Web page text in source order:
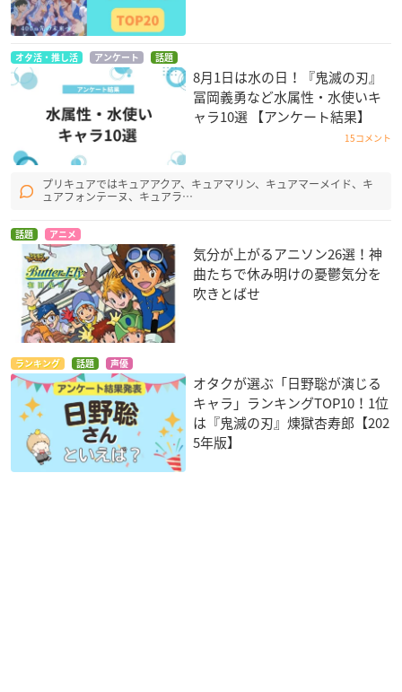
オタ活・推し活 アンケート 話題
8月1日は水の日！『鬼滅の刃』
冨岡義勇など水属性・水使いキ
ャラ10選 【アンケート結果】
15コメント
プリキュアではキュアアクア、キュアマリン、キュアマーメイド、キ
ュアフォンテーヌ、キュアラ…
話題 アニメ
気分が上がるアニソン26選！神
曲たちで休み明けの憂鬱気分を
吹きとばせ
ランキング 話題 声優
オタクが選ぶ「日野聡が演じる
キャラ」ランキングTOP10！1位
は『鬼滅の刃』煉󠄁獄杏寿郎【202
5年版】